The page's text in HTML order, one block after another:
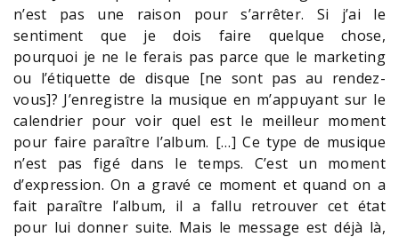
n’est pas une raison pour s’arrêter. Si j’ai le
sentiment que je dois faire quelque chose,
pourquoi je ne le ferais pas parce que le marketing
ou l’étiquette de disque [ne sont pas au rendez-
vous]? J’enregistre la musique en m’appuyant sur le
calendrier pour voir quel est le meilleur moment
pour faire paraître l’album. […] Ce type de musique
n’est pas figé dans le temps. C’est un moment
d’expression. On a gravé ce moment et quand on a
fait paraître l’album, il a fallu retrouver cet état
pour lui donner suite. Mais le message est déjà là,